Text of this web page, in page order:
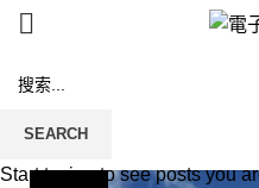
首頁 LEO UTEU ULLAMCORPER
SEARCH
Start typing to see posts you